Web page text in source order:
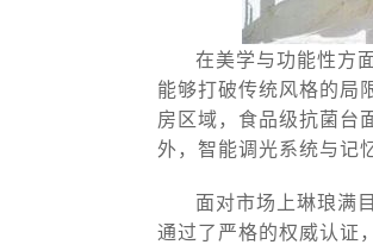
在美学与功能性方
能够打破传统风格的局
房区域，食品级抗菌台
外，智能调光系统与记
面对市场上琳琅满
通过了严格的权威认证